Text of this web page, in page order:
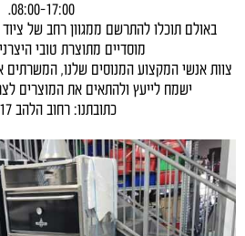
08:00-17:00.
באולם תוכלו להתרשם ממגוון רחב של
מוסדיים מתוצרת טובי
צוות אנשי המקצוע המנוסים שלנו,
ישמח לייעץ ולהתאים את המוצרים
כתובתנו: רחוב הלהב 17, חולון.